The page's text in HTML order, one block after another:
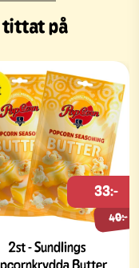
tittat på
2st - Sundlings
Butter
40:-
33:-